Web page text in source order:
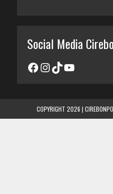
Social Media
COPYRIGHT 2026 |